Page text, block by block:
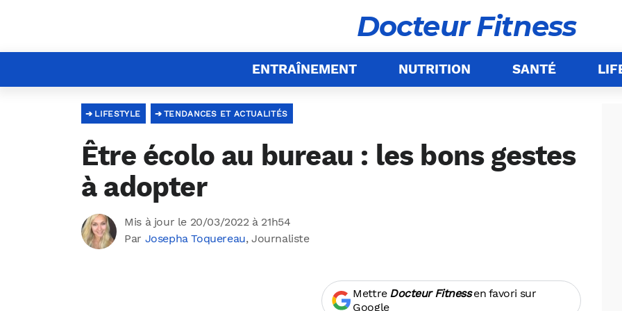
Docteur Fitness
ENTRAÎNEMENT NUTRITION SANTÉ
TENDANCES ET ACTUALITÉS
LIFESTYLE
Être écolo au bureau : les bons gestes
à adopter
Mis à jour le 20/03/2022 à 21h54
Par Josepha Toquereau, Journaliste
Mettre Docteur Fitnessen favori sur
Google